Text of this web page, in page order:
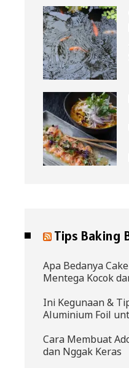
Tips Baking
Apa Bedanya
Mentega Kocok
Ini Kegunaan &
Aluminium Foil
Cara Membuat
dan Nggak Keras